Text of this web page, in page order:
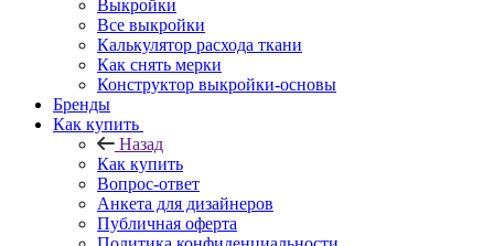
Выкройки
Все выкройки
Калькулятор расхода ткани
Как снять мерки
Конструктор выкройки-основы
Бренды
Как купить
Назад
Как купить
Вопрос-ответ
Анкета для дизайнеров
Публичная оферта